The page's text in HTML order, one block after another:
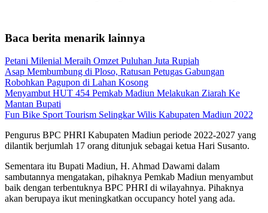
Baca berita menarik lainnya
Petani Milenial Meraih Omzet Puluhan Juta Rupiah
Asap Membumbung di Ploso, Ratusan Petugas Gabungan
Robohkan Pagupon di Lahan Kosong
Menyambut HUT 454 Pemkab Madiun Melakukan Ziarah Ke
Mantan Bupati
Fun Bike Sport Tourism Selingkar Wilis Kabupaten Madiun 2022
Pengurus BPC PHRI Kabupaten Madiun periode 2022-2027 yang
dilantik berjumlah 17 orang ditunjuk sebagai ketua Hari Susanto.
Sementara itu Bupati Madiun, H. Ahmad Dawami dalam
sambutannya mengatakan, pihaknya Pemkab Madiun menyambut
baik dengan terbentuknya BPC PHRI di wilayahnya. Pihaknya
akan berupaya ikut meningkatkan occupancy hotel yang ada.